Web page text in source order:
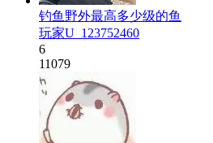
钓鱼野外最高多少级的鱼
玩家U_123752460
6
11079